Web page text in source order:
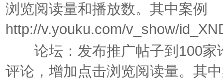
浏览阅读量和播放数。其中案例
http://v.youku.com/v_show/
论坛：发布推广帖子到100家
评论，增加点击浏览阅读量。其